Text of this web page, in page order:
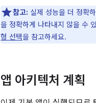
참고: 실제 성능을 더 정확
을 정확하게 나타내지 않을 수
형 선택을 참고하세요.
앱 아키텍처 계획